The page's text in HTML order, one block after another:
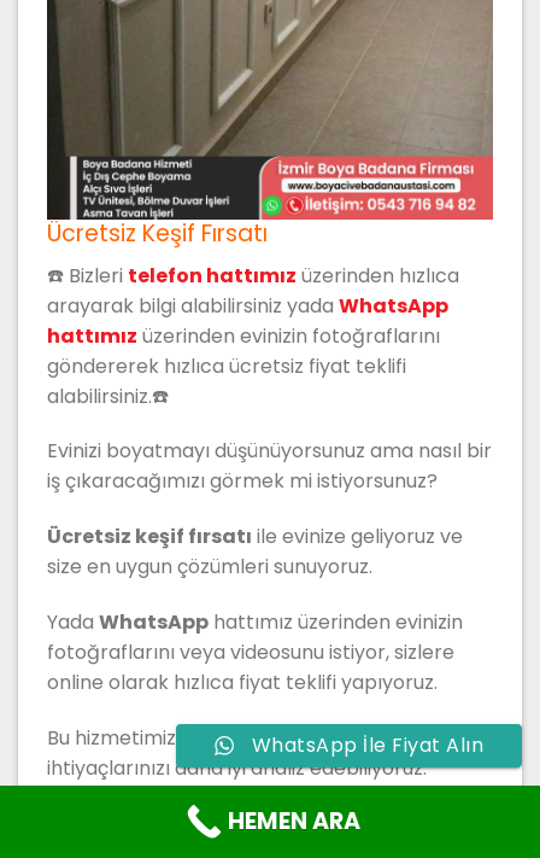
Ücretsiz Keşif Fırsatı
☎️ Bizleri telefon hattımız üzerinden hızlıca
arayarak bilgi alabilirsiniz yada WhatsApp
hattımız üzerinden evinizin fotoğraflarını
göndererek hızlıca ücretsiz fiyat teklifi
alabilirsiniz.☎️
Evinizi boyatmayı düşünüyorsunuz ama nasıl bir
iş çıkaracağımızı görmek mi istiyorsunuz?
Ücretsiz keşif fırsatı ile evinize geliyoruz ve
size en uygun çözümleri sunuyoruz.
Yada WhatsApp hattımız üzerinden evinizin
fotoğraflarını veya videosunu istiyor, sizlere
online olarak hızlıca fiyat teklifi yapıyoruz.
Bu hizmetimiz sayesinde hem bütçenizi hem de
ihtiyaçlarınızı daha iyi analiz edebiliyoruz.
Üstelik bu hizmet tamamen ücretsiz!
WhatsApp İle Fiyat Alın
HEMEN ARA